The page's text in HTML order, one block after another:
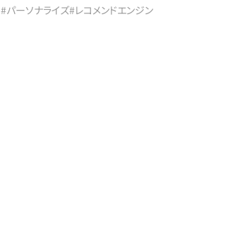
#パーソナライズ#レコメンドエンジン